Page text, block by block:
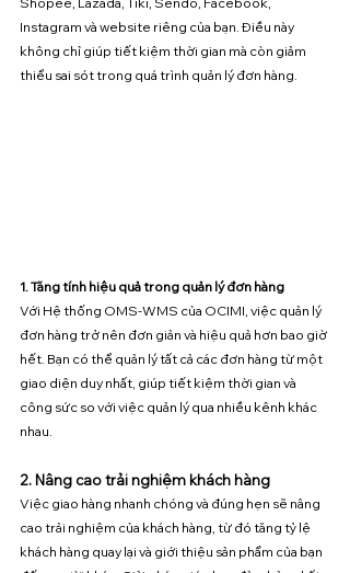
Instagram và website riêng của bạn. Điều này
không chỉ giúp tiết kiệm thời gian mà còn giảm
thiểu sai sót trong quá trình quản lý đơn hàng.
1. Tăng tính hiệu quả trong quản lý đơn hàng
Với Hệ thống OMS-WMS của OCIMI, việc quản lý
đơn hàng trở nên đơn giản và hiệu quả hơn bao giờ
hết. Bạn có thể quản lý tất cả các đơn hàng từ một
giao diện duy nhất, giúp tiết kiệm thời gian và
công sức so với việc quản lý qua nhiều kênh khác
nhau.
2. Nâng cao trải nghiệm khách hàng
Việc giao hàng nhanh chóng và đúng hẹn sẽ nâng
cao trải nghiệm của khách hàng, từ đó tăng tỷ lệ
khách hàng quay lại và giới thiệu sản phẩm của bạn